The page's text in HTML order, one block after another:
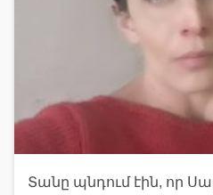
Տանը պնդում էին, որ